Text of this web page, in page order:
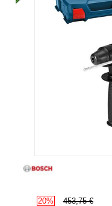
20% 453,75 €